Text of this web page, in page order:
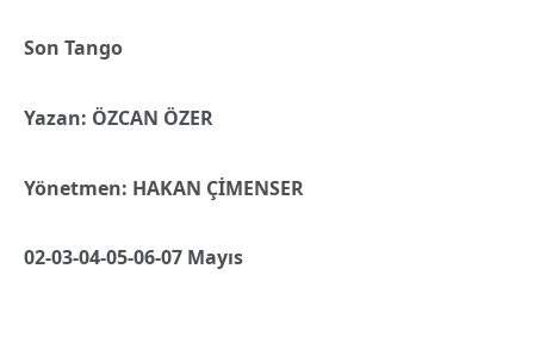
Son Tango
Yazan: ÖZCAN ÖZER
Yönetmen: HAKAN ÇİMENSER
02-03-04-05-06-07 Mayıs